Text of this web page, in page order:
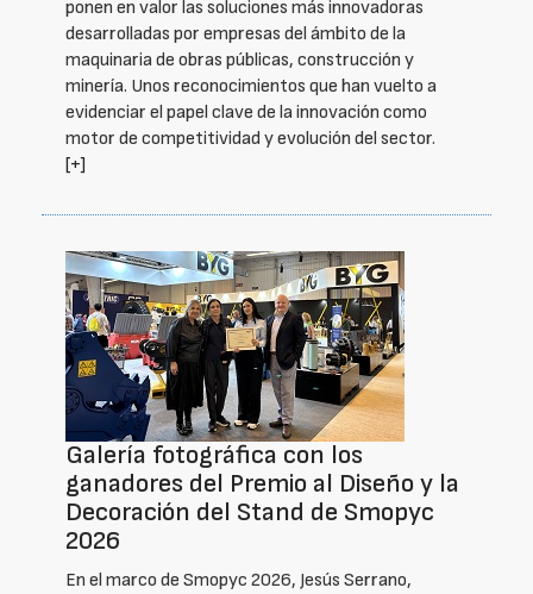
ponen en valor las soluciones más innovadoras
desarrolladas por empresas del ámbito de la
maquinaria de obras públicas, construcción y
minería. Unos reconocimientos que han vuelto a
evidenciar el papel clave de la innovación como
motor de competitividad y evolución del sector.
[+]
Galería fotográfica con los
ganadores del Premio al Diseño y la
Decoración del Stand de Smopyc
2026
En el marco de Smopyc 2026, Jesús Serrano,